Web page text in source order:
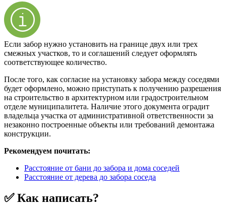
Если забор нужно установить на границе двух или трех
смежных участков, то и соглашений следует оформлять
соответствующее количество.
После того, как согласие на установку забора между соседями
будет оформлено, можно приступать к получению разрешения
на строительство в архитектурном или градостроительном
отделе муниципалитета. Наличие этого документа оградит
владельца участка от административной ответственности за
незаконно построенные объекты или требований демонтажа
конструкции.
Рекомендуем почитать:
Расстояние от бани до забора и дома соседей
Расстояние от дерева до забора соседа
✅ Как написать?